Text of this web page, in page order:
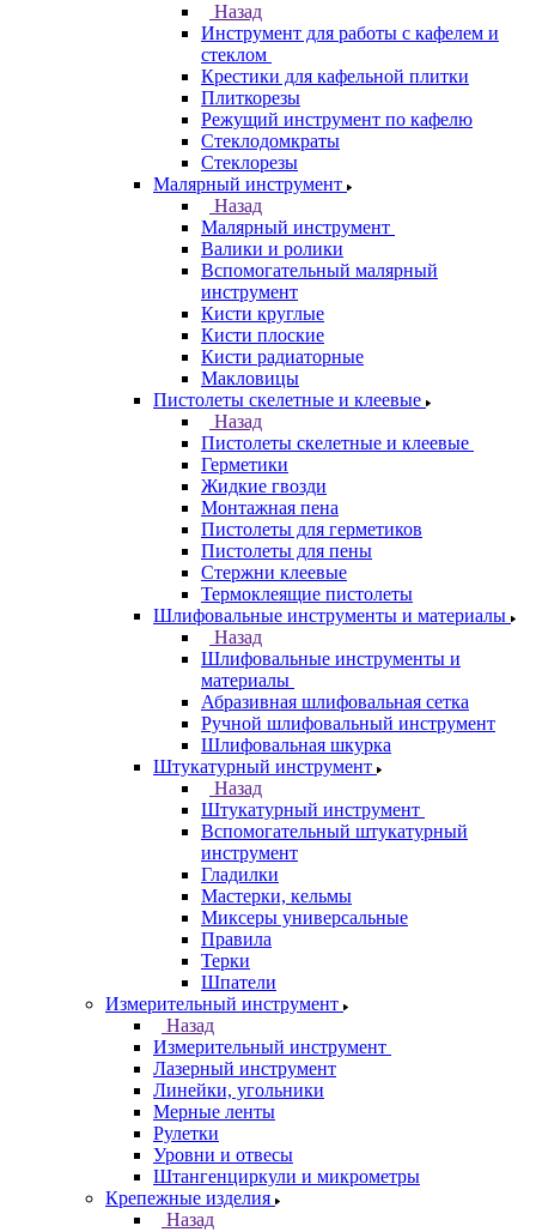
Назад
Инструмент для работы с кафелем и
стеклом
Крестики для кафельной плитки
Плиткорезы
Режущий инструмент по кафелю
Стеклодомкраты
Стеклорезы
Малярный инструмент
Назад
Малярный инструмент
Валики и ролики
Вспомогательный малярный
инструмент
Кисти круглые
Кисти плоские
Кисти радиаторные
Макловицы
Пистолеты скелетные и клеевые
Назад
Пистолеты скелетные и клеевые
Герметики
Жидкие гвозди
Монтажная пена
Пистолеты для герметиков
Пистолеты для пены
Стержни клеевые
Термоклеящие пистолеты
Шлифовальные инструменты и материалы
Назад
Шлифовальные инструменты и
материалы
Абразивная шлифовальная сетка
Ручной шлифовальный инструмент
Шлифовальная шкурка
Штукатурный инструмент
Назад
Штукатурный инструмент
Вспомогательный штукатурный
инструмент
Гладилки
Мастерки, кельмы
Миксеры универсальные
Правила
Терки
Шпатели
Измерительный инструмент
Назад
Измерительный инструмент
Лазерный инструмент
Линейки, угольники
Мерные ленты
Рулетки
Уровни и отвесы
Штангенциркули и микрометры
Крепежные изделия
Назад